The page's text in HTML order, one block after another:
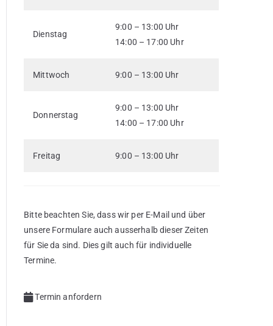
Dienstag
9:00 – 13:00 Uhr
14:00 – 17:00 Uhr
Mittwoch 9:00 – 13:00 Uhr
Donnerstag
9:00 – 13:00 Uhr
14:00 – 17:00 Uhr
Freitag 9:00 – 13:00 Uhr
Bitte beachten Sie, dass wir per E-Mail und über
unsere Formulare auch ausserhalb dieser Zeiten
für Sie da sind. Dies gilt auch für individuelle
Termine.
Termin anfordern